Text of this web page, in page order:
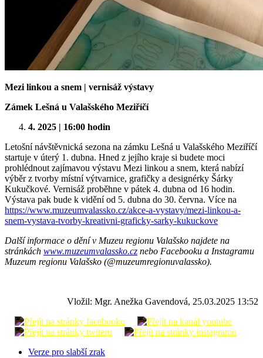
Mezi linkou a snem | vernisáž výstavy
Zámek Lešná u Valašského Meziříčí
4. 2025 | 16:00 hodin
Letošní návštěvnická sezona na zámku Lešná u Valašského Meziříčí
startuje v úterý 1. dubna. Hned z jejího kraje si budete moci
prohlédnout zajímavou výstavu Mezi linkou a snem, která nabízí
výběr z tvorby místní výtvarnice, grafičky a designérky Šárky
Kukučkové. Vernisáž proběhne v pátek 4. dubna od 16 hodin.
Výstava pak bude k vidění od 5. dubna do 30. června. Více na
https://www.muzeumvalassko.cz/akce-a-vystavy/mezi-linkou-a-
snem-vystava-tvorby-kreativni-graficky-sarky-kukuckove
Další informace o dění v Muzeu regionu Valašsko najdete na
stránkách www.muzeumvalassko.cz nebo Facebooku a Instagramu
Muzeum regionu Valašsko (@muzeumregionuvalassko).
Vložil: Mgr. Anežka Gavendová, 25.03.2025 13:52
Verze pro slabší zrak